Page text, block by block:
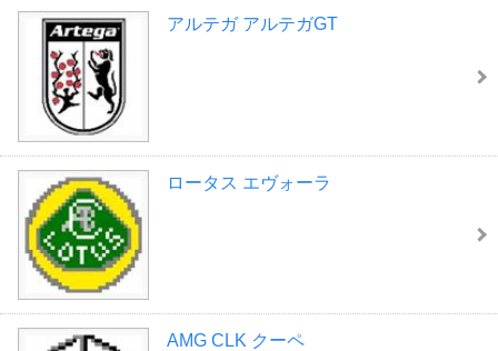
アルテガ アルテガGT
ロータス エヴォーラ
AMG CLK クーペ